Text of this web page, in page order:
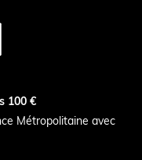
100 €
Métropolitaine avec